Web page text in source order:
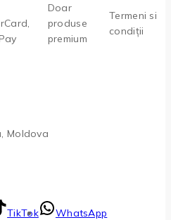
Doar
produse
premium
Termeni si
condiții
Moldova
TikTok WhatsApp